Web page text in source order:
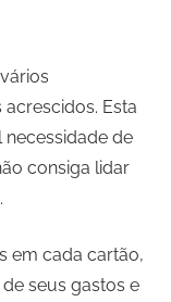
Esta
de
consiga lidar
em cada cartão,
seus gastos e